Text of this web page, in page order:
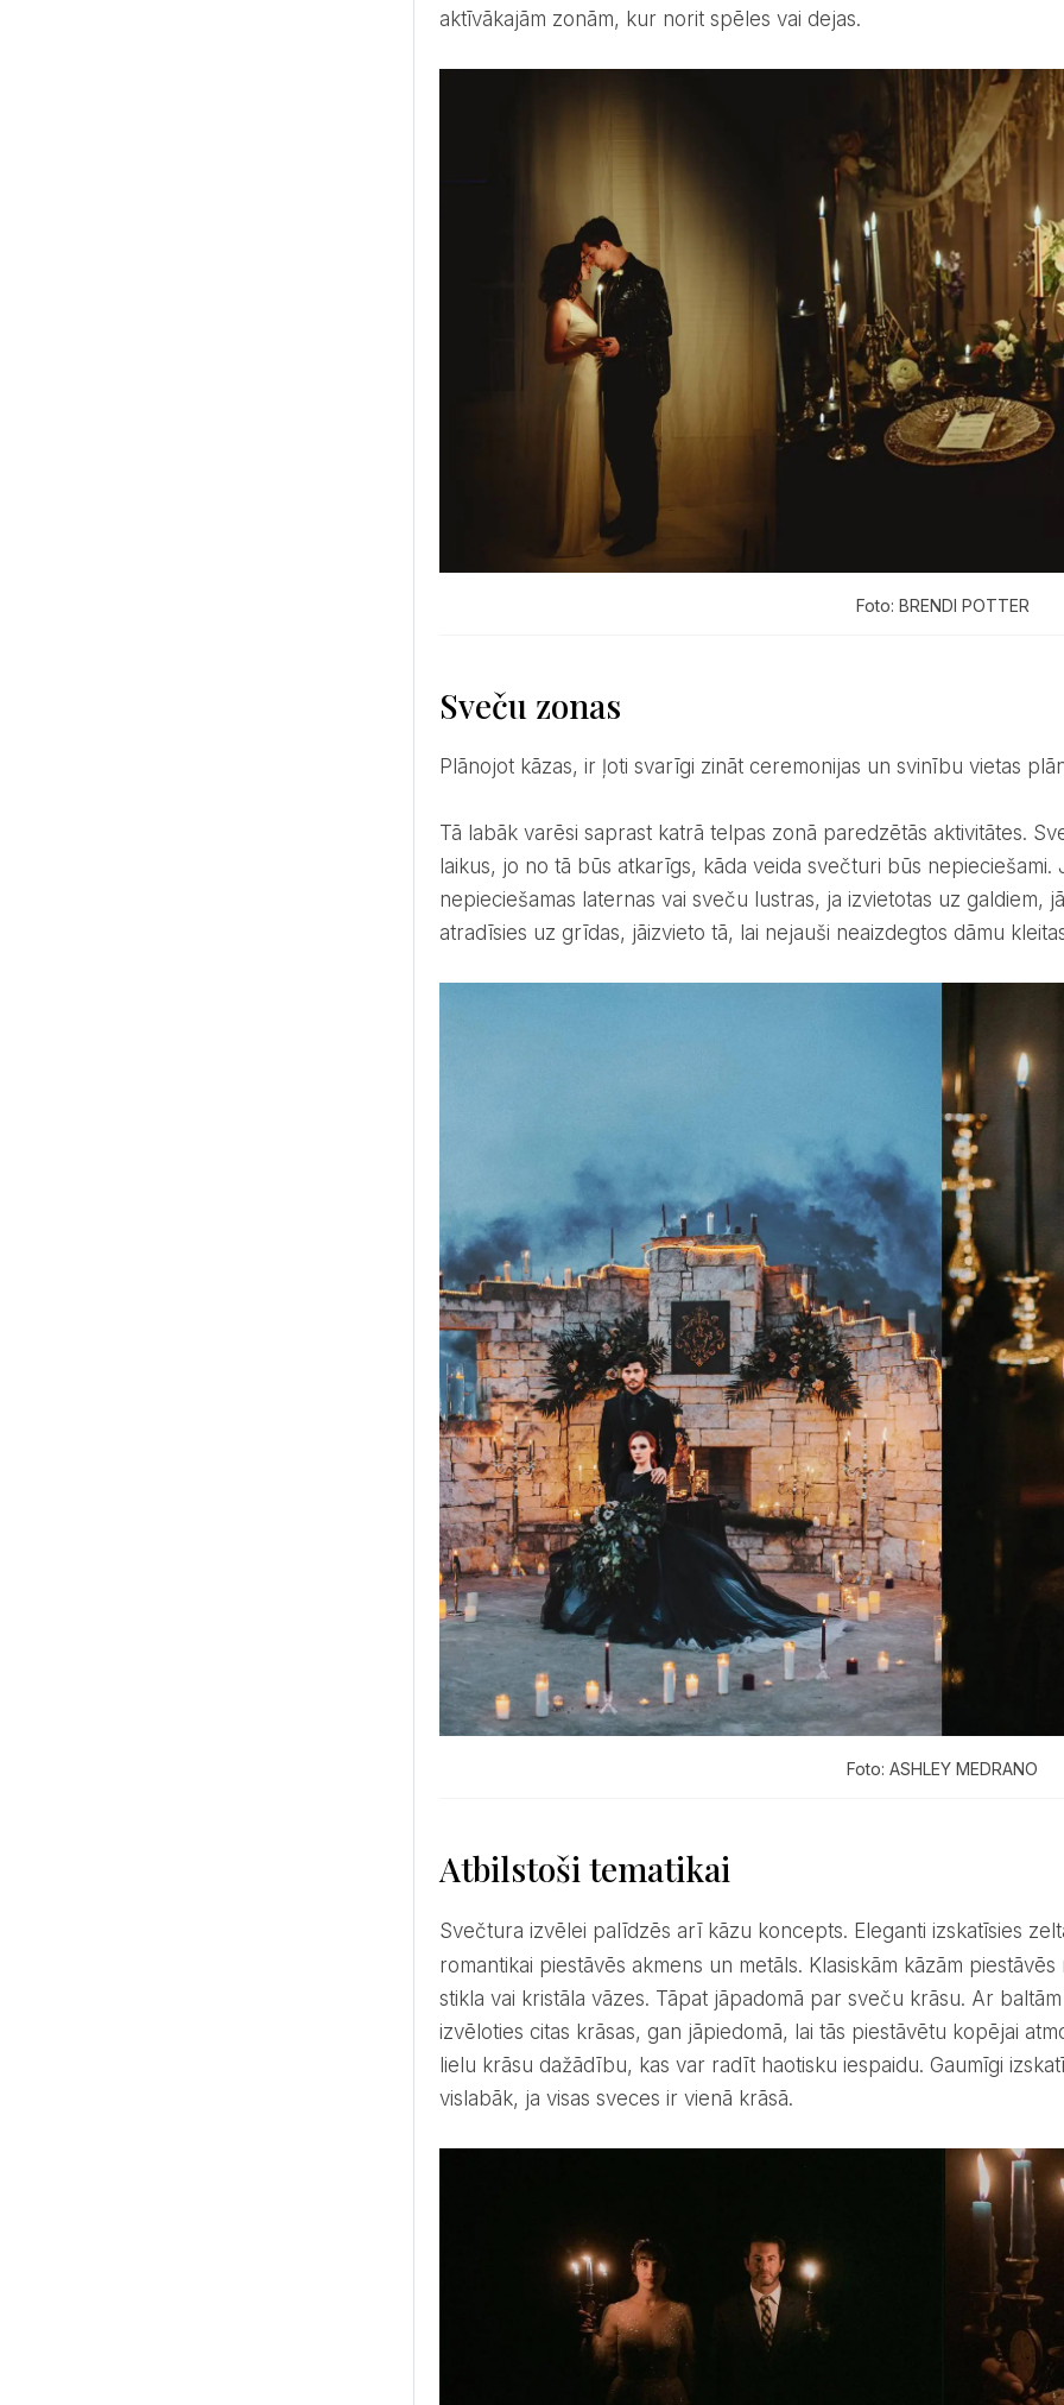
aktīvākajām zonām, kur norit spēles vai dejas.
Foto: BRENDI POTTER
Sveču zonas
Plānojot kāzas, ir ļoti svarīgi zināt ceremonijas un svinību vietas
Tā labāk varēsi saprast katrā telpas zonā paredzētās aktivitātes. Sveču izvietojumu vēlams ieplānot jau
laikus, jo no tā būs atkarīgs, kāda veida svečturi būs
nepieciešamas laternas vai sveču lustras, ja izvietotas uz galdiem,
atradīsies uz grīdas, jāizvieto tā, lai nejauši neaizdegtos dāmu
Foto: ASHLEY MEDRANO
Atbilstoši tematikai
Svečtura izvēlei palīdzēs arī kāzu koncepts. Eleganti izskatīsies
romantikai piestāvēs akmens un metāls. Klasiskām kāzām
stikla vai kristāla vāzes. Tāpat jāpadomā par sveču krāsu. Ar
izvēloties citas krāsas, gan jāpiedomā, lai tās piestāvētu kopējai
lielu krāsu dažādību, kas var radīt haotisku iespaidu. Gaumīgi
vislabāk, ja visas sveces ir vienā krāsā.